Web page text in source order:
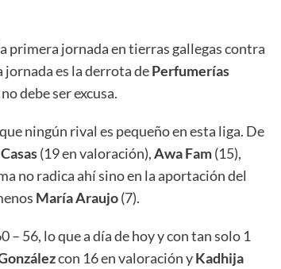
primera jornada en tierras gallegas contra
jornada es la derrota dePerfumerías
debe ser excusa.
ningún rival es pequeño en esta liga. De
(19 en valoración),Awa Fam(15),
no radica ahí sino en la aportación del
María Araujo(7).
– 56, lo que a día de hoy y con tan solo 1
con 16 en valoración yKadhija